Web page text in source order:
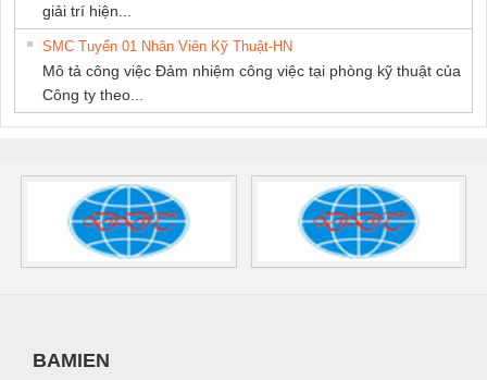
giải trí hiện...
SMC Tuyển 01 Nhân Viên Kỹ Thuật-HN
Mô tả công việc Đảm nhiệm công việc tại phòng kỹ thuật của
Công ty theo...
BAMIEN